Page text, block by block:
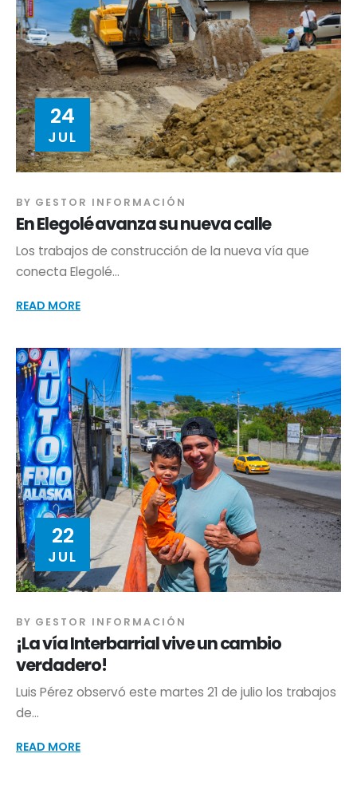
24
JUL
BY GESTOR INFORMACIÓN
En Elegolé avanza su nueva calle
Los trabajos de construcción de la nueva vía que
conecta Elegolé...
READ MORE
22
JUL
BY GESTOR INFORMACIÓN
¡La vía Interbarrial vive un cambio
verdadero!
Luis Pérez observó este martes 21 de julio los trabajos
de...
READ MORE